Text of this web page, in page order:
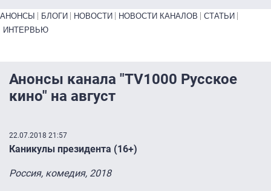
Primary links bottom
АНОНСЫ БЛОГИ НОВОСТИ НОВОСТИ КАНАЛОВ
СТАТЬИ
ИНТЕРВЬЮ
Анонсы канала "TV1000 Русское
кино" на август
22.07.2018 21:57
Каникулы президента (16+)
Россия, комедия, 2018